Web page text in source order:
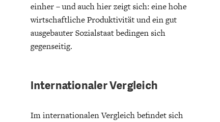
CIRCULAR ECONOMY
ENTWICKLUNGSPOLITIK
einher – und auch hier zeigt sich: eine hohe
wirtschaftliche Produktivität und ein gut
ausgebauter Sozialstaat bedingen sich
gegenseitig.
Internationaler Vergleich
Im internationalen Vergleich befindet sich